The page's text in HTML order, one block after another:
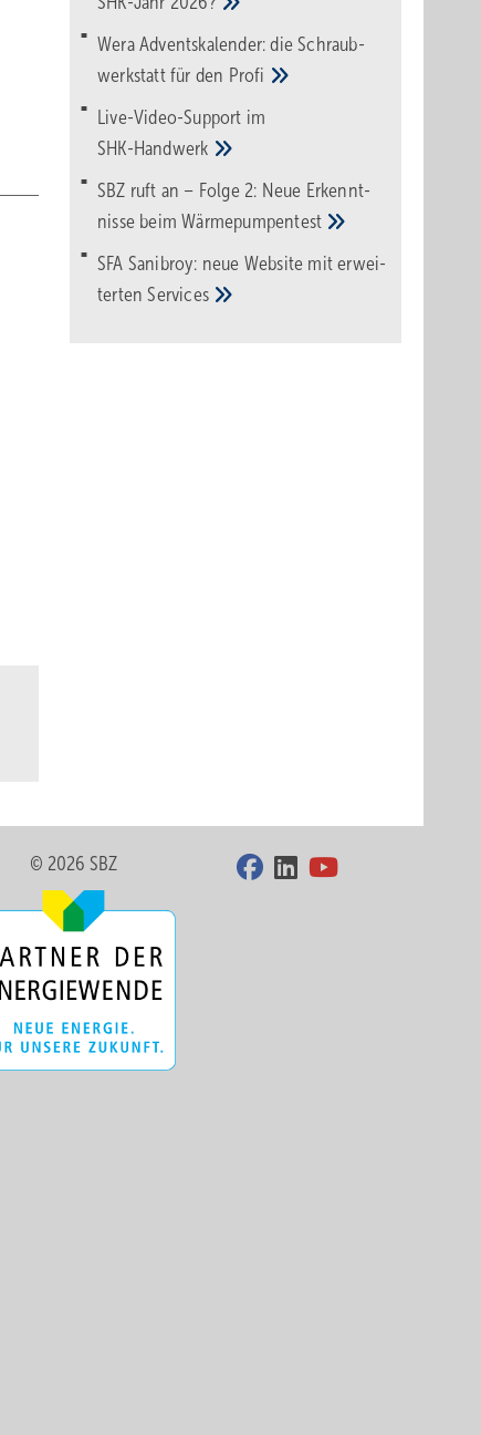
Wera Adventskalender: die Schraub­
werk­statt für den Pro­fi
Live-Video-Support im
SHK-Handwerk
SBZ ruft an – Folge 2: Neue Erkennt­
nisse beimWärme­pumpen­test
SFA Sanibroy: neue Web­site mit erwei­
tertenServices
© 2026 SBZ